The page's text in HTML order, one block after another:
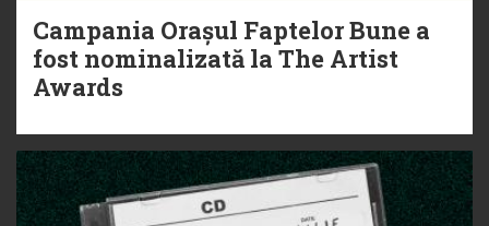
Campania Orașul Faptelor Bune a
fost nominalizată la The Artist
Awards